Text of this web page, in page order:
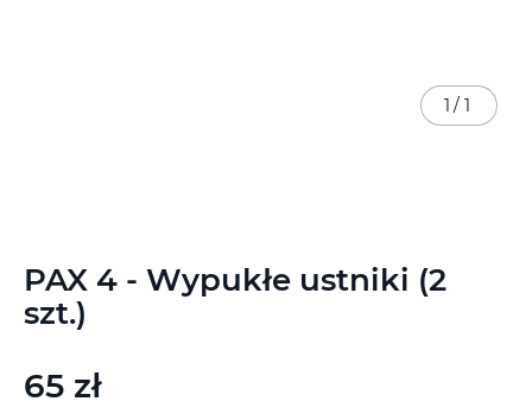
PAX 4 - Wypukłe ustniki (2
szt.)
65 zł
1 / 1
na
początek
galerii